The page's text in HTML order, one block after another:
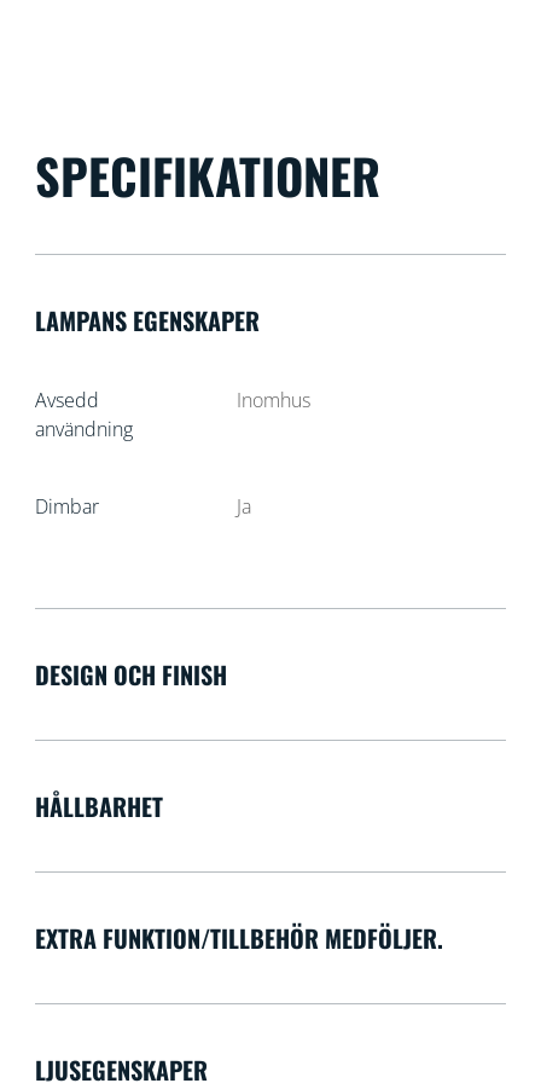
SPECIFIKATIONER
LAMPANS EGENSKAPER
Avsedd
användning
Inomhus
Dimbar Ja
DESIGN OCH FINISH
HÅLLBARHET
EXTRA FUNKTION/TILLBEHÖR MEDFÖLJER.
LJUSEGENSKAPER